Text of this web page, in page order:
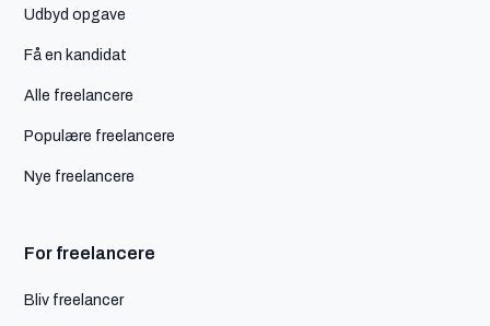
Udbyd opgave
Få en kandidat
Alle freelancere
Populære freelancere
Nye freelancere
For freelancere
Bliv freelancer